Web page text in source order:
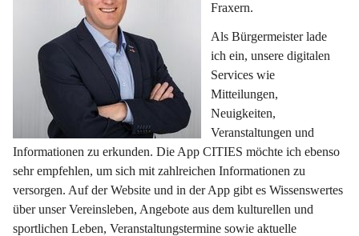
Fraxern.
Als Bürgermeister lade
ich ein, unsere digitalen
Services wie
Mitteilungen,
Neuigkeiten,
Veranstaltungen und
Informationen zu erkunden. Die App CITIES möchte ich ebenso
sehr empfehlen, um sich mit zahlreichen Informationen zu
versorgen. Auf der Website und in der App gibt es Wissenswertes
über unser Vereinsleben, Angebote aus dem kulturellen und
sportlichen Leben, Veranstaltungstermine sowie aktuelle